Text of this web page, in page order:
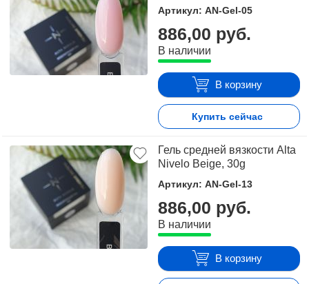
Артикул: AN-Gel-05
886,00 руб.
В наличии
В корзину
Купить сейчас
Гель средней вязкости Alta
Nivelo Beige, 30g
Артикул: AN-Gel-13
886,00 руб.
В наличии
В корзину